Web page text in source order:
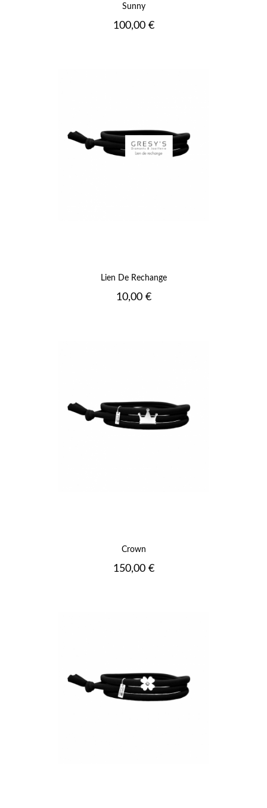
Sunny
Prix
100,00 €
Lien De Rechange
Prix
10,00 €
Crown
Prix
150,00 €